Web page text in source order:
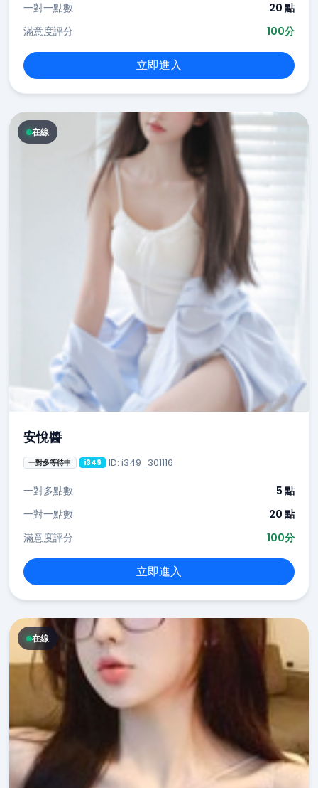
一對一點數
20 點
滿意度評分
100分
立即進入
在線
安悅醬
一對多等待中 i349 ID: i349_301116
一對多點數
5 點
一對一點數
20 點
滿意度評分
100分
立即進入
在線